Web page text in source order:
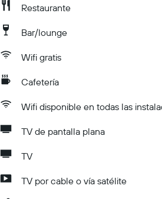
Restaurante
Bar/lounge
Wifi gratis
Cafetería
Wifi disponible en todas las
TV de pantalla plana
TV
TV por cable o vía satélite